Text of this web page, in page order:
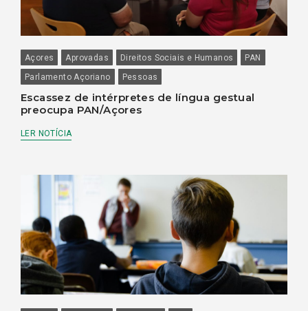
Açores Aprovadas Direitos Sociais e Humanos
PAN
Parlamento Açoriano
Pessoas
Escassez de intérpretes de língua gestual
preocupa PAN/Açores
LER NOTÍCIA